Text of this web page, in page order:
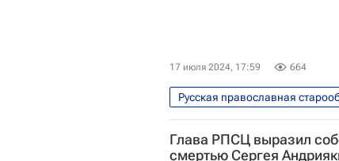
17 июля 2024, 17:59 664
Русская православная
Эфиопия
Аддис-Абеба
Глава РПСЦ выразил
смертью Сергея